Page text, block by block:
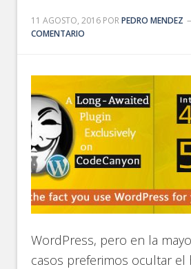
11 AGOSTO, 2016 PORPEDRO MENDEZ
COMENTARIO
WordPress, pero en la
casos preferimos ocultar el